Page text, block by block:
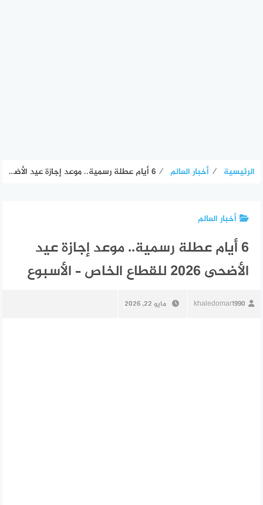
الرئيسية ⁄ أخبار العالم ⁄ 6 أيام عطلة رسمية.. موعد إجازة عيد الأضحى 2026 للقطاع الخاص – الأسبوع
أخبار العالم
6 أيام عطلة رسمية.. موعد إجازة عيد
الأضحى 2026 للقطاع الخاص – الأسبوع
khaledomar1990 مايو 22, 2026